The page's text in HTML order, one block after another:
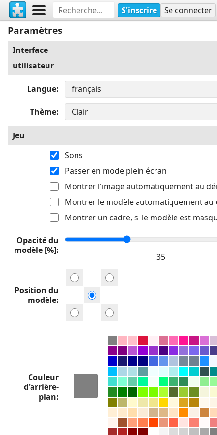
S'inscrire Se connecter
Paramètres
Interface
utilisateur
Langue
Thème
Jeu
Sons
Passer en mode plein écran
Montrer l'image automatiquement au
Montrer le modèle automatiquement au
Montrer un cadre, si le modèle est
Opacité du
modèle [%]
Position du
modèle
Couleur
d'arrière-
plan